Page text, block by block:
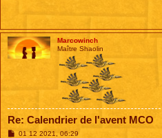
Marcowinch
Maître Shaolin
Re: Calendrier de l'avent MCO
M01 12 2021, 06:29